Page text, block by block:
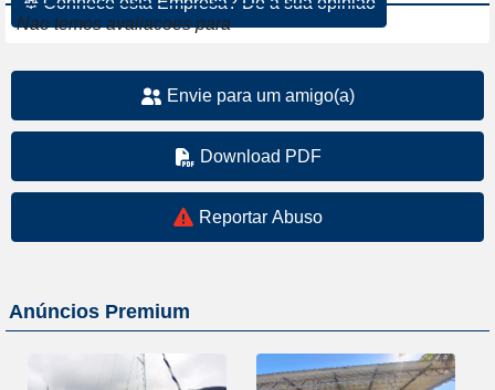
Nao temos avaliacoes para
Envie para um amigo(a)
Download PDF
Reportar Abuso
Anúncios Premium